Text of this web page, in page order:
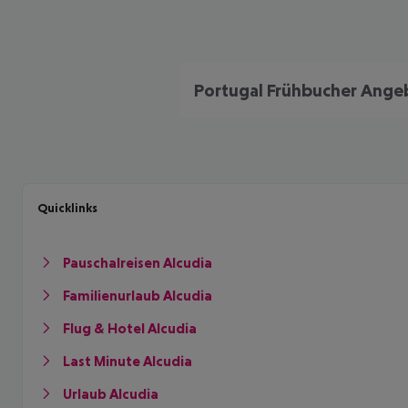
Quicklinks
Pauschalreisen Alcudia
Familienurlaub Alcudia
Flug & Hotel Alcudia
Last Minute Alcudia
Urlaub Alcudia